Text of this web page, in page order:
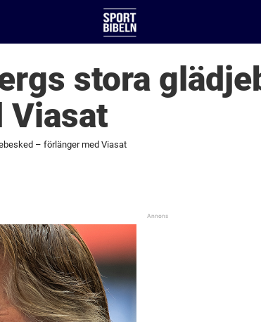
stora
Viasat
– förlänger med Viasat